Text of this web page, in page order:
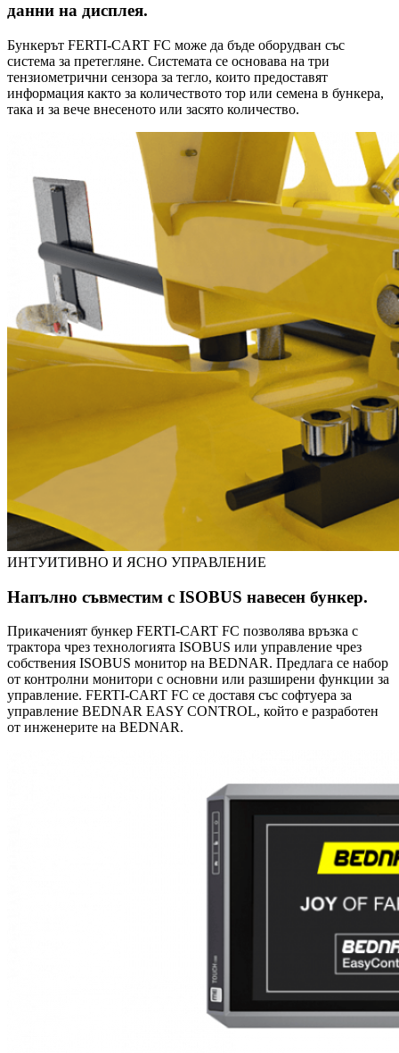
данни на дисплея.
Бункерът FERTI-CART FC може да бъде оборудван със
система за претегляне. Системата се основава на три
тензиометрични сензора за тегло, които предоставят
информация както за количеството тор или семена в бункера,
така и за вече внесеното или засято количество.
ИНТУИТИВНО И ЯСНО УПРАВЛЕНИЕ
Напълно съвместим с ISOBUS навесен бункер.
Прикаченият бункер FERTI-CART FC позволява връзка с
трактора чрез технологията ISOBUS или управление чрез
собствения ISOBUS монитор на BEDNAR. Предлага се набор
от контролни монитори с основни или разширени функции за
управление. FERTI-CART FC се доставя със софтуера за
управление BEDNAR EASY CONTROL, който е разработен
от инженерите на BEDNAR.